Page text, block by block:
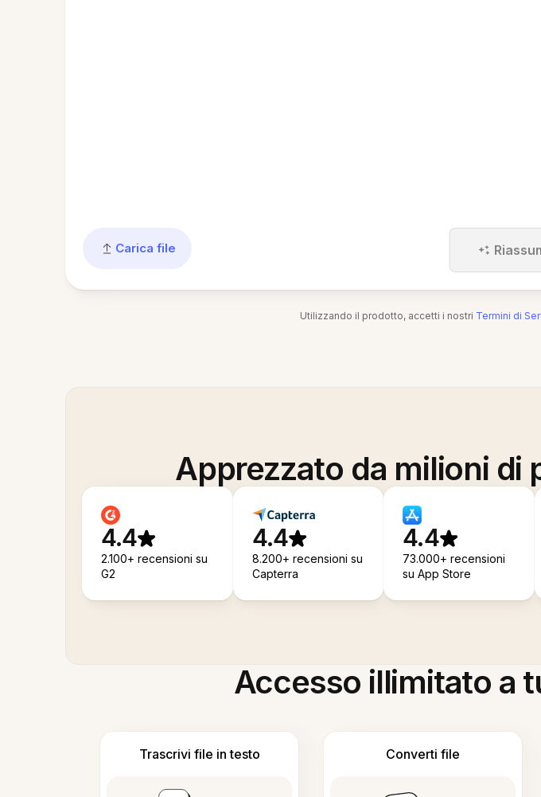
Carica file
Utilizzando il prodotto, accetti i nostri Termini di
Apprezzato da milioni di
4.4
2.100+ recensioni su
G2
4.4
8.200+ recensioni su
Capterra
4.4
73.000+ recensioni
su App Store
Accesso illimitato a
Trascrivi file in testo Converti file